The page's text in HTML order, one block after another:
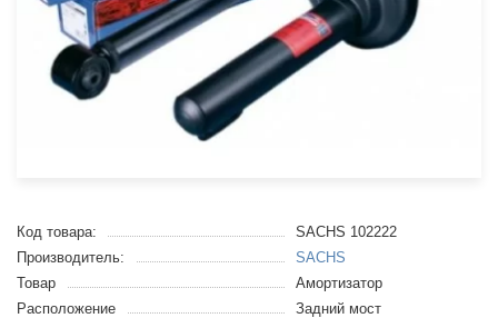
Код товара:
SACHS 102222
Производитель:
SACHS
Товар
Амортизатор
Расположение
Задний мост